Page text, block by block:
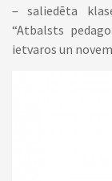
– saliedēta
“Atbalsts
ietvaros un